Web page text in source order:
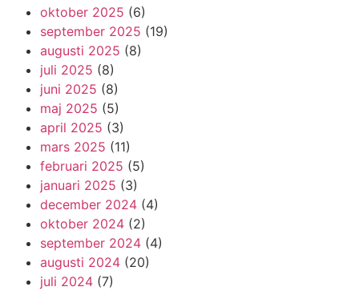
oktober 2025 (6)
september 2025 (19)
augusti 2025 (8)
juli 2025 (8)
juni 2025 (8)
maj 2025 (5)
april 2025 (3)
mars 2025 (11)
februari 2025 (5)
januari 2025 (3)
december 2024 (4)
oktober 2024 (2)
september 2024 (4)
augusti 2024 (20)
juli 2024 (7)